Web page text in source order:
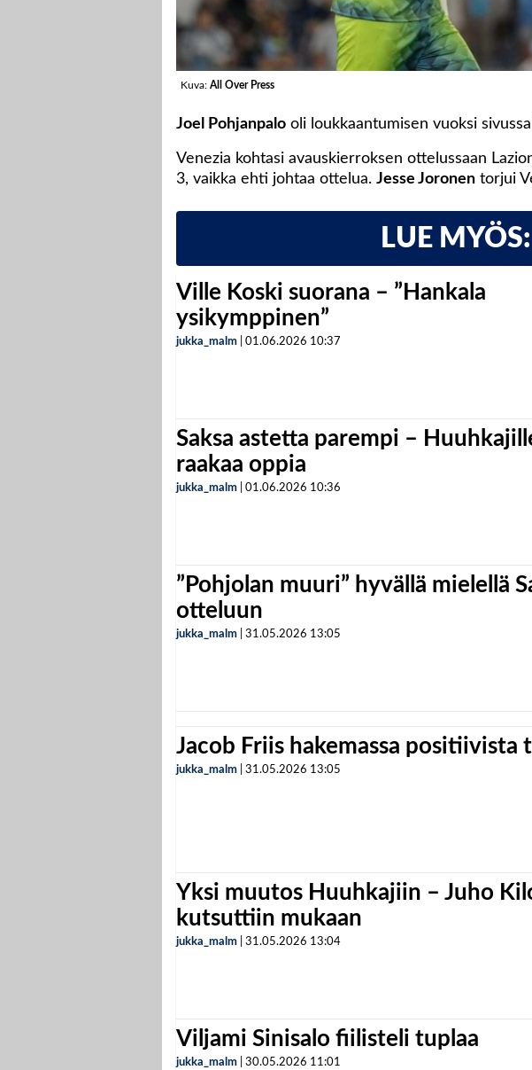
Kuva: All Over Press
Joel Pohjanpalo oli loukkaantumisen vuoksi
Venezia kohtasi avauskierroksen ottelussaan
3, vaikka ehti johtaa ottelua. Jesse Joronen torjui
LUE MYÖS:
Ville Koski suorana – ”Hankala
ysikymppinen”
jukka_malm 01.06.2026 10:37
Saksa astetta parempi –
raakaa oppia
jukka_malm 01.06.2026 10:36
”Pohjolan muuri” hyvällä mielellä
otteluun
jukka_malm 31.05.2026 13:05
Jacob Friis hakemassa positiivista
jukka_malm 31.05.2026 13:05
Yksi muutos Huuhkajiin – Juho
kutsuttiin mukaan
jukka_malm 31.05.2026 13:04
Viljami Sinisalo fiilisteli tuplaa
jukka_malm 30.05.2026 11:01